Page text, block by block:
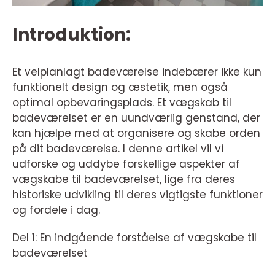
Introduktion:
Et velplanlagt badeværelse indebærer ikke kun
funktionelt design og æstetik, men også
optimal opbevaringsplads. Et vægskab til
badeværelset er en uundværlig genstand, der
kan hjælpe med at organisere og skabe orden
på dit badeværelse. I denne artikel vil vi
udforske og uddybe forskellige aspekter af
vægskabe til badeværelset, lige fra deres
historiske udvikling til deres vigtigste funktioner
og fordele i dag.
Del 1: En indgående forståelse af vægskabe til
badeværelset